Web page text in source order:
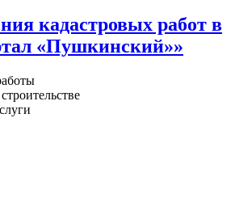
кадастровых работ в
«Пушкинский»»